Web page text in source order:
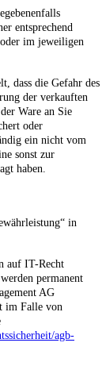
entsprechend
im jeweiligen
dass die Gefahr des
der verkauften
Ware an Sie
oder
ein nicht vom
sonst zur
haben.
in
auf IT-Recht
permanent
AG
im Falle von
agb-